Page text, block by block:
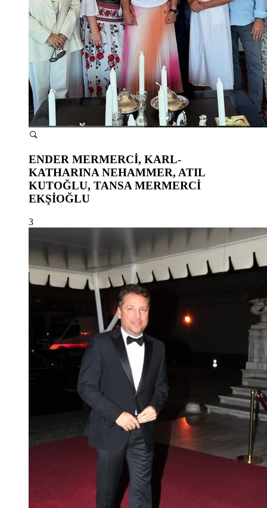
ENDER MERMERCİ, KARL-
KATHARINA NEHAMMER, ATIL
KUTOĞLU, TANSA MERMERCİ
EKŞİOĞLU
3